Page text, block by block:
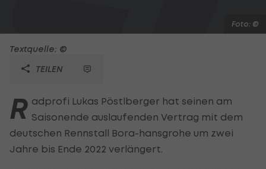
Foto: ©
Textquelle: ©
TEILEN
R adprofi Lukas Pöstlberger hat seinen am
Saisonende auslaufenden Vertrag mit dem
deutschen Rennstall Bora-hansgrohe um zwei
Jahre bis Ende 2022 verlängert.